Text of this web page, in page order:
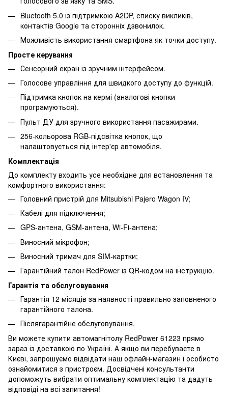
Bluetooth 5.0 із підтримкою A2DP, списку викликів,
контактів Google та сторонніх дзвонилок.
Можливість використання смартфона як точки доступу.
Просте керування
Сенсорний екран із зручним інтерфейсом.
Голосове управління для швидкого доступу до функцій.
Підтримка кнопок на кермі (аналогові кнопки
програмуються).
Пульт ДУ для зручного використання пасажирами.
256-кольорова RGB-підсвітка кнопок, що
налаштовується під інтер'єр автомобіля.
Комплектація
До комплекту входить усе необхідне для встановлення та
комфортного використання:
Головний пристрій для Mitsubishi Pajero Wagon IV;
Кабелі для підключення;
GPS-антена, GSM-антена, Wi-Fi-антена;
Виносний мікрофон;
Виносний тримач для SIM-картки;
Гарантійний талон RedPower із QR-кодом на інструкцію.
Гарантія та обслуговування
Гарантія 12 місяців за наявності правильно заповненого
гарантійного талона.
Післягарантійне обслуговування.
Ви можете купити автомагнітолу RedPower 61223 прямо
зараз із доставкою по Україні. А якщо ви перебуваєте в
Києві, запрошуємо відвідати наш офлайн-магазин і особисто
ознайомитися з пристроєм. Досвідчені консультанти
допоможуть вибрати оптимальну комплектацію та дадуть
відповіді на всі запитання!